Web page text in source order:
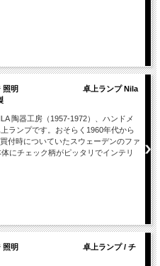
ージ 照明 卓上ランプ Nila
陶器工房（1957-1972）、ハンドメ
ランプです。おそらく1960年代から
付時についていたスウェーデンのファ
にチェック柄がピッタリでインテリ
ージ 照明 卓上ランプ / チ